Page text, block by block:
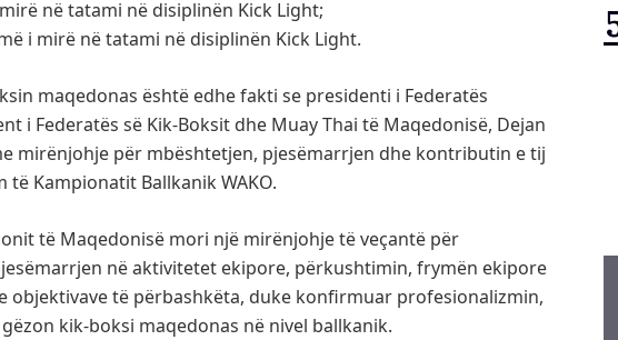
në tatami në disiplinën Kick Light;
i mirë në tatami në disiplinën Kick Light.
maqedonas është edhe fakti se presidenti i Federatës
i Federatës së Kik-Boksit dhe Muay Thai të Maqedonisë, Dejan
mirënjohje për mbështetjen, pjesëmarrjen dhe kontributin e tij
Kampionatit Ballkanik WAKO.
të Maqedonisë mori një mirënjohje të veçantë për
në aktivitetet ekipore, përkushtimin, frymën ekipore
objektivave të përbashkëta, duke konfirmuar profesionalizmin,
kik-boksi maqedonas në nivel ballkanik.